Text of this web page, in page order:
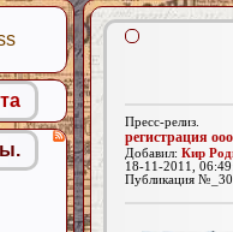
Пресс-релиз.
регистрация ооо
Добавил: Кир
18-11-2011,
Публикация